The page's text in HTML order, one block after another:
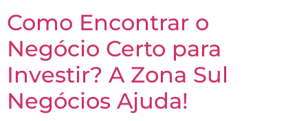
Como Encontrar o
Negócio Certo para
Investir? A Zona Sul
Negócios Ajuda!